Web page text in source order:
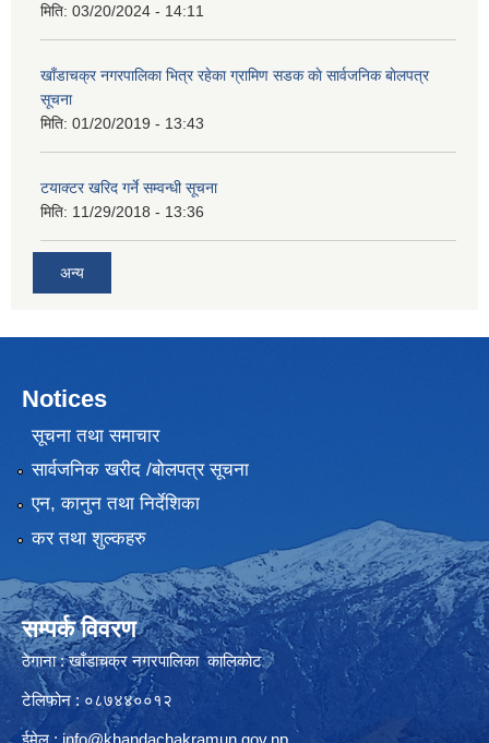
मिति: 03/20/2024 - 14:11
खाँडाचक्र नगरपालिका भित्र रहेका ग्रामिण सडक काे सार्वजनिक बाेलपत्र
सूचना
मिति: 01/20/2019 - 13:43
टयाक्टर खरिद गर्ने सम्वन्धी सूचना
मिति: 11/29/2018 - 13:36
अन्य
Notices
सूचना तथा समाचार
सार्वजनिक खरीद /बोलपत्र सूचना
एन, कानुन तथा निर्देशिका
कर तथा शुल्कहरु
सम्पर्क विवरण
ठेगाना : खाँडाचक्र नगरपालिका कालिकाेट
टेलिफोन : ०८७४४००१२
ईमेल : info@khandachakramun.gov.np